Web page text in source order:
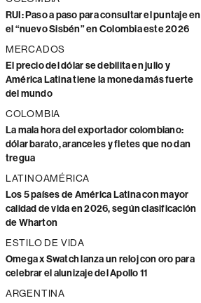
RUI: Paso a paso para consultar el puntaje en
el “nuevo Sisbén” en Colombia este 2026
MERCADOS
El precio del dólar se debilita en julio y
América Latina tiene la moneda más fuerte
del mundo
COLOMBIA
La mala hora del exportador colombiano:
dólar barato, aranceles y fletes que no dan
tregua
LATINOAMÉRICA
Los 5 países de América Latina con mayor
calidad de vida en 2026, según clasificación
de Wharton
ESTILO DE VIDA
Omega x Swatch lanza un reloj con oro para
celebrar el alunizaje del Apollo 11
ARGENTINA